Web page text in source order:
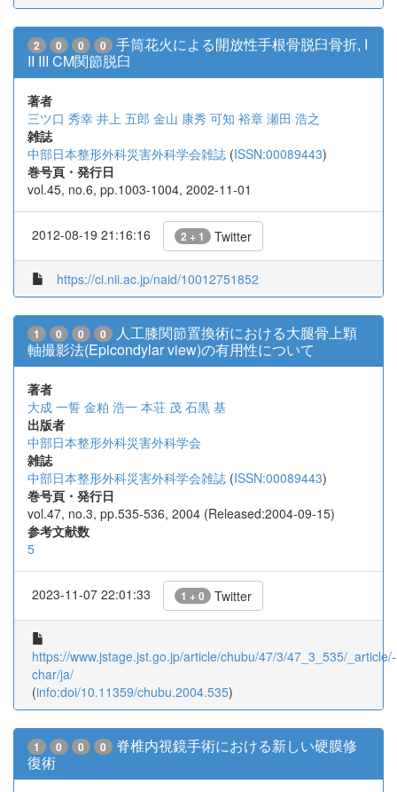
2 0 0 0
手筒花火による開放性手根骨脱臼骨折, I
II III CM関節脱臼
著者
三ツ口 秀幸 井上 五郎 金山 康秀 可知 裕章 瀬田 浩之
雑誌
中部日本整形外科災害外科学会雑誌 (ISSN:00089443)
巻号頁・発行日
vol.45, no.6, pp.1003-1004, 2002-11-01
2012-08-19 21:16:16 2 + 1 Twitter
https://ci.nii.ac.jp/naid/10012751852
1 0 0 0
人工膝関節置換術における大腿骨上顆
軸撮影法(Epicondylar view)の有用性について
著者
大成 一誓 金粕 浩一 本荘 茂 石黒 基
出版者
中部日本整形外科災害外科学会
雑誌
中部日本整形外科災害外科学会雑誌 (ISSN:00089443)
巻号頁・発行日
vol.47, no.3, pp.535-536, 2004 (Released:2004-09-15)
参考文献数
5
2023-11-07 22:01:33 1 + 0 Twitter
https://www.jstage.jst.go.jp/article/chubu/47/3/47_3_535/_article/-
char/ja/
(info:doi/10.11359/chubu.2004.535)
1 0 0 0
脊椎内視鏡手術における新しい硬膜修
復術